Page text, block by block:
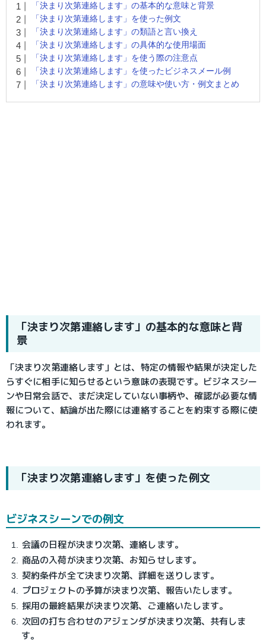
「決まり次第連絡します」の基本的な意味と背景
「決まり次第連絡します」を使った例文
「決まり次第連絡します」の類語と言い換え
「決まり次第連絡します」の具体的な使用場面
「決まり次第連絡します」を使う際の注意点
「決まり次第連絡します」を使ったビジネスメール例
「決まり次第連絡します」の意味や使い方・例文まとめ
「決まり次第連絡します」の基本的な意味と背
景
「決まり次第連絡します」とは、特定の情報や結果が決定した
らすぐに相手に知らせるという意味の表現です。ビジネスシー
ンや日常会話で、まだ決定していない事柄や、確認が必要な情
報について、結論が出た際には連絡することを約束する際に使
われます。
「決まり次第連絡します」を使った例文
ビジネスシーンでの例文
会議の日程が決まり次第、連絡します。
商品の入荷が決まり次第、お知らせします。
契約条件が全て決まり次第、詳細を送りします。
プロジェクトの予算が決まり次第、報告いたします。
採用の最終結果が決まり次第、ご連絡いたします。
次回の打ち合わせのアジェンダが決まり次第、共有しま
す。